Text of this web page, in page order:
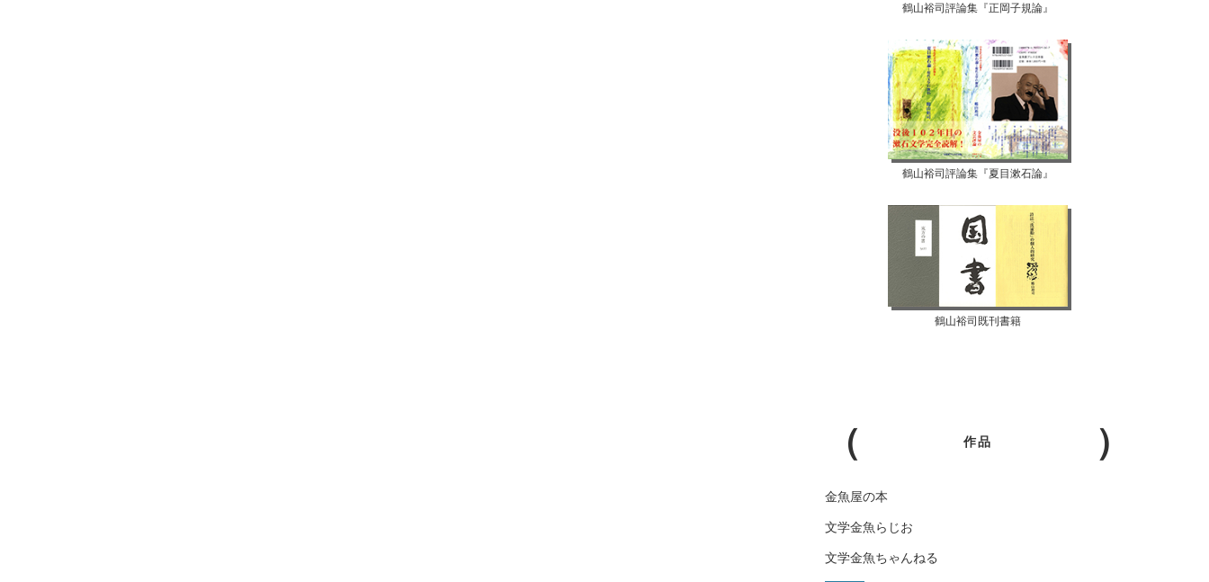
鶴山裕司評論集『正岡子規論』
鶴山裕司評論集『夏目漱石論』
鶴山裕司既刊書籍
作品
金魚屋の本
文学金魚らじお
文学金魚ちゃんねる